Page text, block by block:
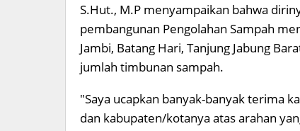
S.Hut., M.P menyampaikan bahwa
pembangunan Pengolahan Sampah
Jambi, Batang Hari, Tanjung Jabung
jumlah timbunan sampah.
"Saya ucapkan banyak-banyak terima
dan kabupaten/kotanya atas arahan